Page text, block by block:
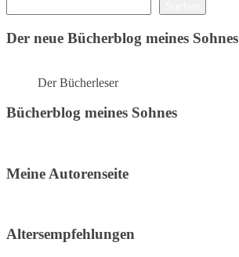
Der neue Bücherblog meines Sohnes
Der Bücherleser
Bücherblog meines Sohnes
Meine Autorenseite
Altersempfehlungen